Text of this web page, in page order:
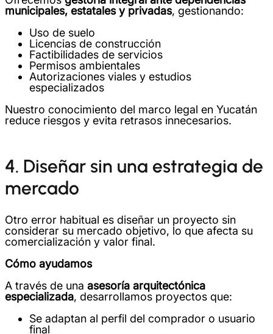
municipales, estatales y privadas, gestionando:
Uso de suelo
Licencias de construcción
Factibilidades de servicios
Permisos ambientales
Autorizaciones viales y estudios
especializados
Nuestro conocimiento del marco legal en Yucatán
reduce riesgos y evita retrasos innecesarios.
4. Diseñar sin una estrategia de
mercado
Otro error habitual es diseñar un proyecto sin
considerar su mercado objetivo, lo que afecta su
comercialización y valor final.
Cómo ayudamos
A través de una asesoría arquitectónica
especializada, desarrollamos proyectos que:
Se adaptan al perfil del comprador o usuario
final